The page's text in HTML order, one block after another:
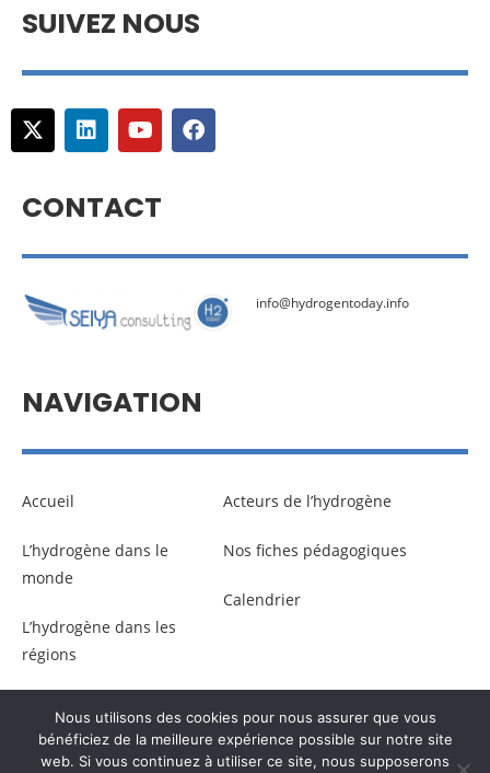
SUIVEZ NOUS
CONTACT
info@hydrogentoday.info
NAVIGATION
Accueil
L’hydrogène dans le
monde
L’hydrogène dans les
régions
Acteurs de l’hydrogène
Nos fiches pédagogiques
Calendrier
© Copyright –Communicaweb 2026
Nous utilisons des cookies pour nous assurer que vous
bénéficiez de la meilleure expérience possible sur notre site
web. Si vous continuez à utiliser ce site, nous supposerons